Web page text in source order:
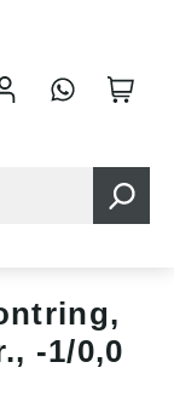
-1/0,0